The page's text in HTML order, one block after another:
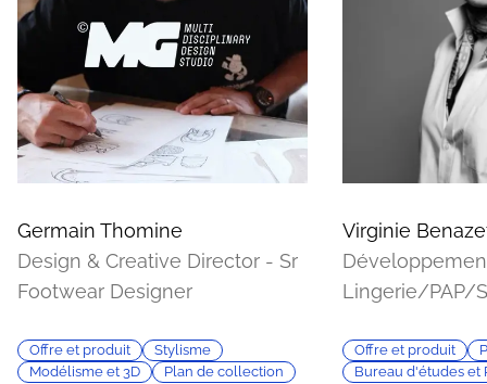
Germain Thomine
Design & Creative Director - Sr
Footwear Designer
Offre et produit
Stylisme
Modélisme et 3D
Plan de collection
Virginie
Lingerie/PAP/
Offre et produit
Bureau d'études et